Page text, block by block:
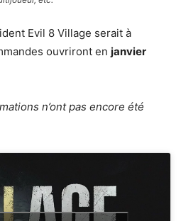
Evil 8 Village serait à
ouvriront en janvier
n’ont pas encore été